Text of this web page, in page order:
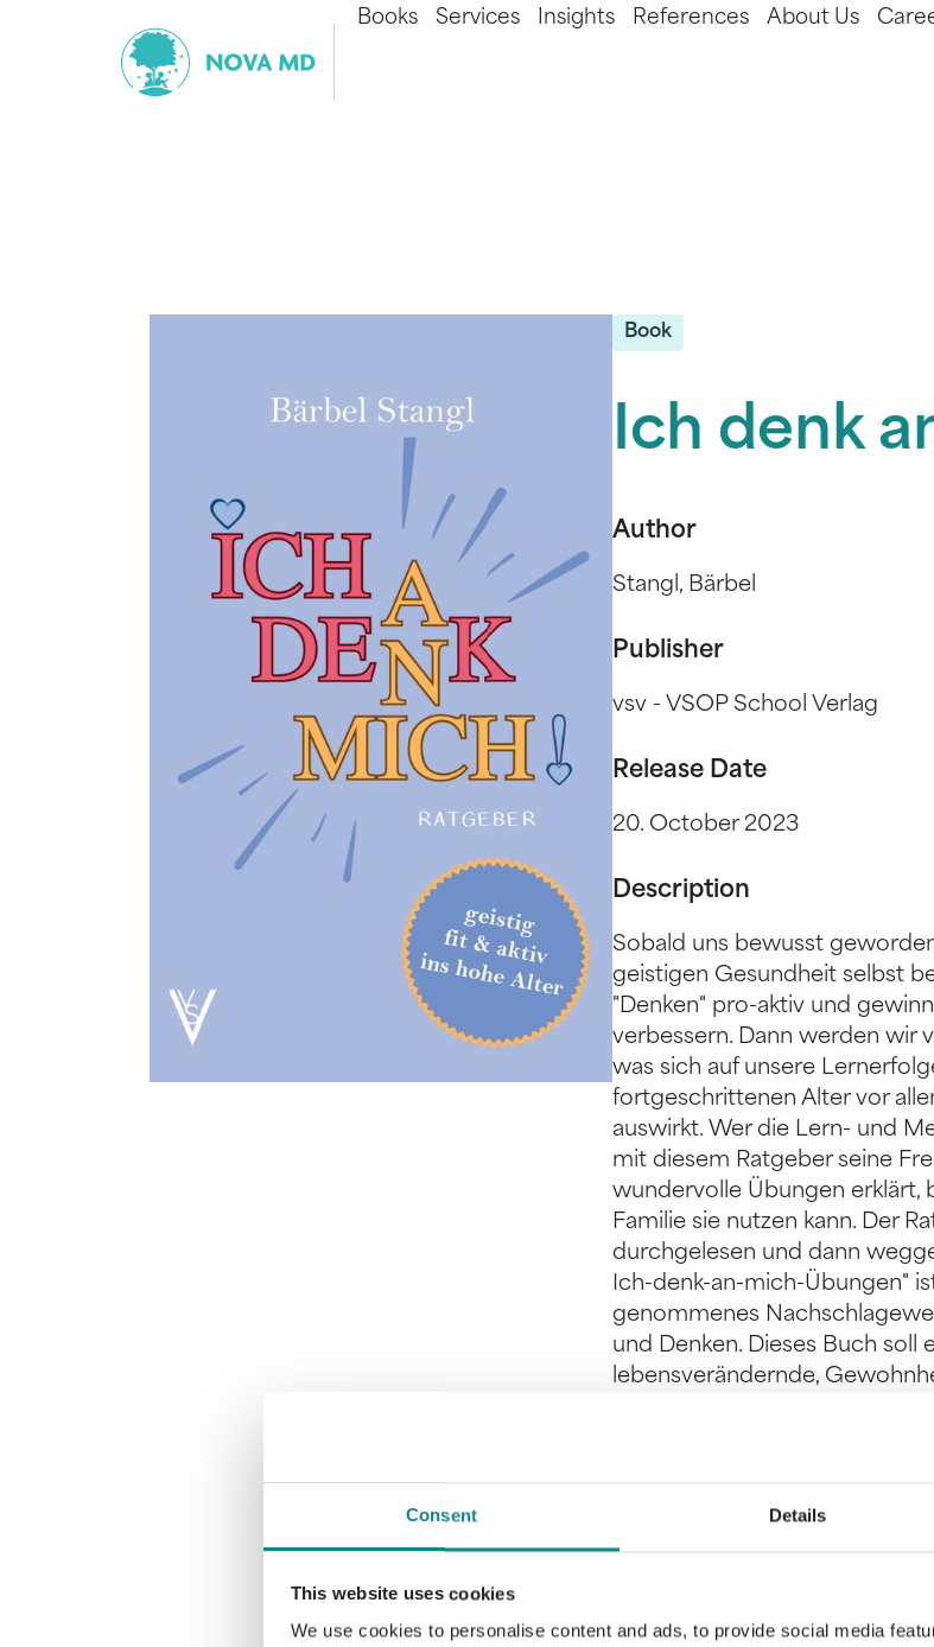
Consent Details
This website uses cookies
We use cookies to personalise content and ads, to provide social media
Books Services Insights References About Us
Book
Ich denk
Author
Stangl, Bärbel
Publisher
vsv - VSOP School Verlag
Release Date
20. October 2023
Description
Sobald uns bewusst
geistigen Gesundheit selbst
"Denken" pro-aktiv und
verbessern. Dann werden wir
was sich auf unsere
fortgeschrittenen Alter vor
auswirkt. Wer die Lern- und
mit diesem Ratgeber seine
wundervolle Übungen erklärt,
Familie sie nutzen kann. Der
durchgelesen und dann
Ich-denk-an-mich-Übungen"
genommenes
und Denken. Dieses Buch soll
lebensverändernde,
wenig Zeitaufwand geniale
Lernstrategien erlernen, die
Manche scheinen auf den
Wow-Effekte, die du damit